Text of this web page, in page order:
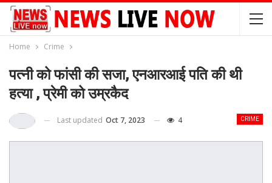
Home Crime
पत्नी को फांसी की सजा, एनआरआई पति की थी
हत्या , प्रेमी को उम्रकैद
CRIME
Last updated Oct 7, 2023 4